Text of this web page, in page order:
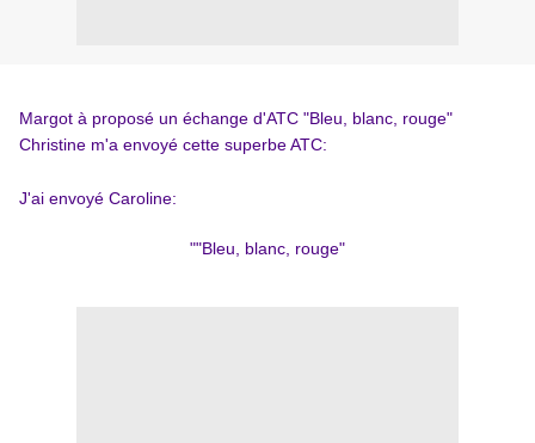
Margot à proposé un échange d'ATC "Bleu, blanc, rouge"
Christine m'a envoyé cette superbe ATC:
J'ai envoyé Caroline:
""Bleu, blanc, rouge"